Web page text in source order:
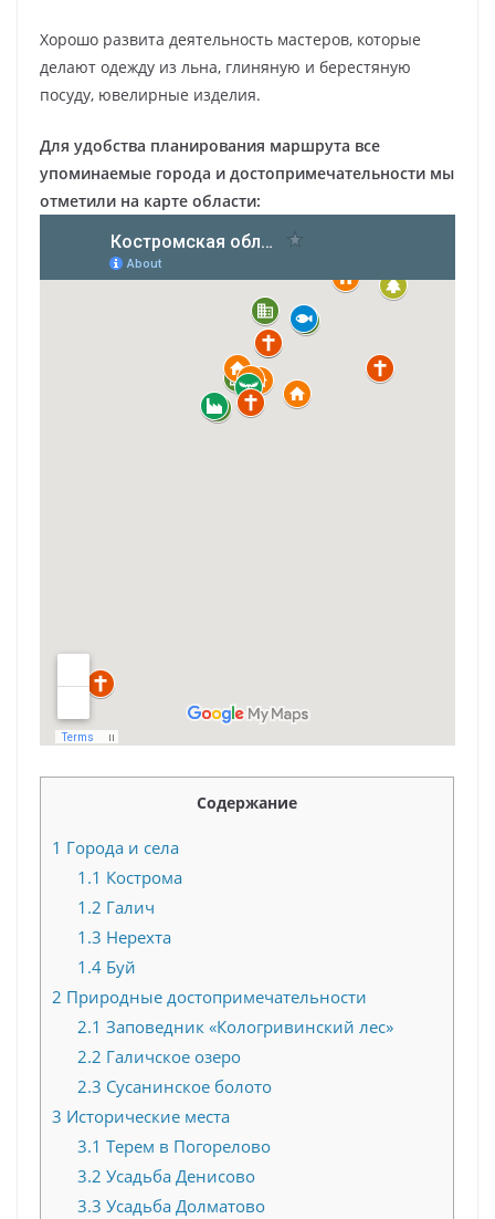
Хорошо развита деятельность мастеров, которые
делают одежду из льна, глиняную и берестяную
посуду, ювелирные изделия.
Для удобства планирования маршрута все
упоминаемые города и достопримечательности мы
отметили на карте области:
Содержание
1 Города и села
1.1 Кострома
1.2 Галич
1.3 Нерехта
1.4Буй
2 Природные достопримечательности
2.1 Заповедник «Кологривинский лес»
2.2 Галичское озеро
2.3 Сусанинское болото
3 Исторические места
3.1 Терем в Погорелово
3.2 Усадьба Денисово
3.3 Усадьба Долматово